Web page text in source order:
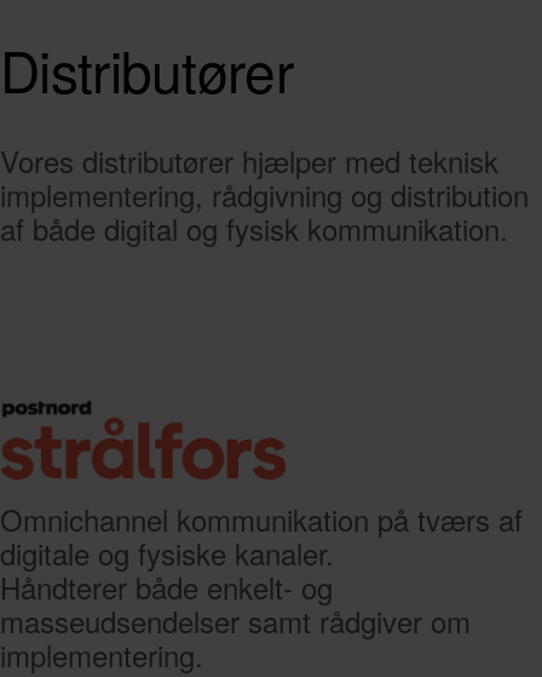
Distributører
Vores distributører hjælper med teknisk
implementering, rådgivning og distribution
af både digital og fysisk kommunikation.
Omnichannel kommunikation på tværs af
digitale og fysiske kanaler.
Håndterer både enkelt- og
masseudsendelser samt rådgiver om
implementering.